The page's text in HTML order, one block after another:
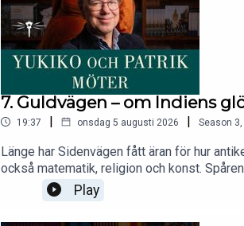
7. Guldvägen – om Indiens
19:37 | onsdag 5 augusti 2026 | Season 3
Länge har Sidenvägen fått äran för hur
också matematik, religion och konst.
hellenistiska lockar. Yukiko Duke och
är en bok som återupprättar Indien som
Play